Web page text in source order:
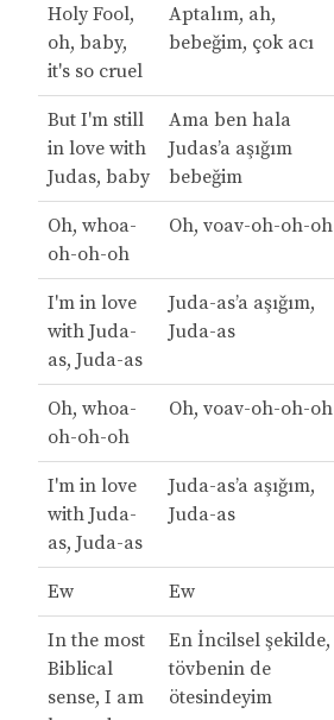
Holy Fool,
oh, baby,
it's so cruel
Aptalım, ah,
bebeğim, çok acı
But I'm still
in love with
Judas, baby
Ama ben hala
Judas’a aşığım
bebeğim
Oh, whoa-
oh-oh-oh
Oh, voav-oh-oh-oh
I'm in love
with Juda-
as, Juda-as
Juda-as’a aşığım,
Juda-as
Oh, whoa-
oh-oh-oh
Oh, voav-oh-oh-oh
I'm in love
with Juda-
as, Juda-as
Juda-as’a aşığım,
Juda-as
Ew Ew
In the most
Biblical
sense, I am
En İncilsel şekilde,
tövbenin de
ötesindeyim